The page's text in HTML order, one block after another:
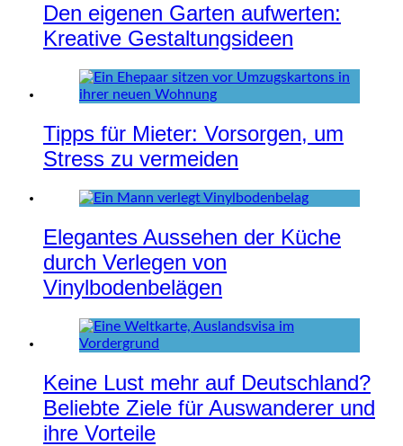
Den eigenen Garten aufwerten:
Kreative Gestaltungsideen
Tipps für Mieter: Vorsorgen, um
Stress zu vermeiden
Elegantes Aussehen der Küche
durch Verlegen von
Vinylbodenbelägen
Keine Lust mehr auf Deutschland?
Beliebte Ziele für Auswanderer und
ihre Vorteile